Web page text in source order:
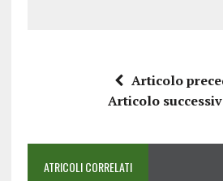
Articolo
Articolo
ATRICOLI CORRELATI